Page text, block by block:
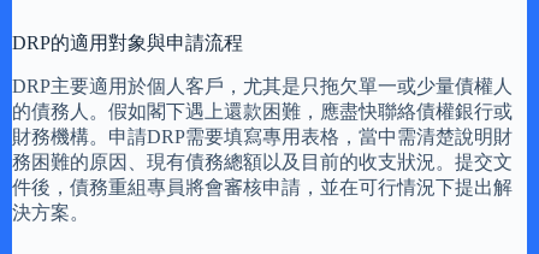
DRP的適用對象與申請流程
DRP主要適用於個人客戶，尤其是只拖欠單一或少量債權人
的債務人。假如閣下遇上還款困難，應盡快聯絡債權銀行或
財務機構。申請DRP需要填寫專用表格，當中需清楚說明財
務困難的原因、現有債務總額以及目前的收支狀況。提交文
件後，債務重組專員將會審核申請，並在可行情況下提出解
決方案。